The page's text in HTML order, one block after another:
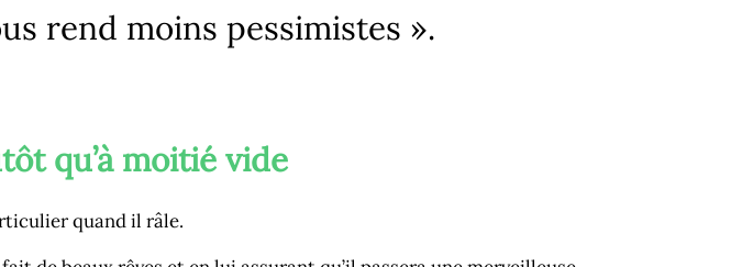
rend moins pessimistes ».
qu’à moitié vide
quand il râle.